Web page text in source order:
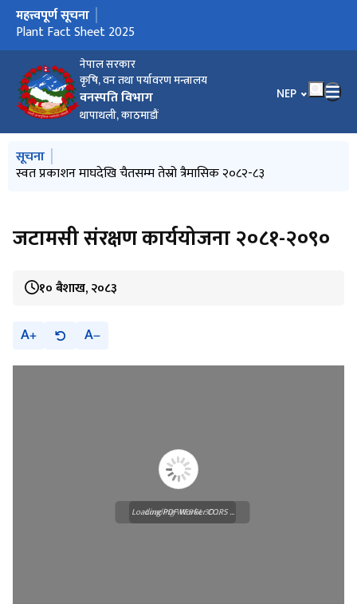
नेपाल सरकार
कृषि, वन तथा पर्यावरण मन्त्रालय
वनस्पति विभाग
थापाथली, काठमाडौं
भाषा चयन गर्नुहोस्
NEP
मुख्य नेभिगेसनमा जानुहोस्
महत्त्वपूर्ण सूचना
Plant Fact Sheet 2025
मुख्य नेभिगेसनमा जानुहोस्
सूचना
स्वत प्रकाशन माघदेखि चैतसम्म तेस्रो त्रैमासिक २०८२-८३
जटामसी संरक्षण कार्ययोजना २०८१-२०९०
१० बैशाख, २०८३
A A
Loading WEBGL 3D ...
Loading PDF Worker CORS ...